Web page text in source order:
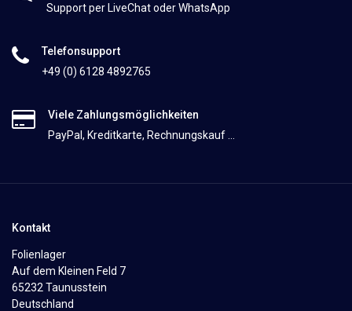
Support per LiveChat oder WhatsApp
Telefonsupport
+49 (0) 6128 4892765
Viele Zahlungsmöglichkeiten
PayPal, Kreditkarte, Rechnungskauf ...
Kontakt
Folienlager
Auf dem Kleinen Feld 7
65232 Taunusstein
Deutschland